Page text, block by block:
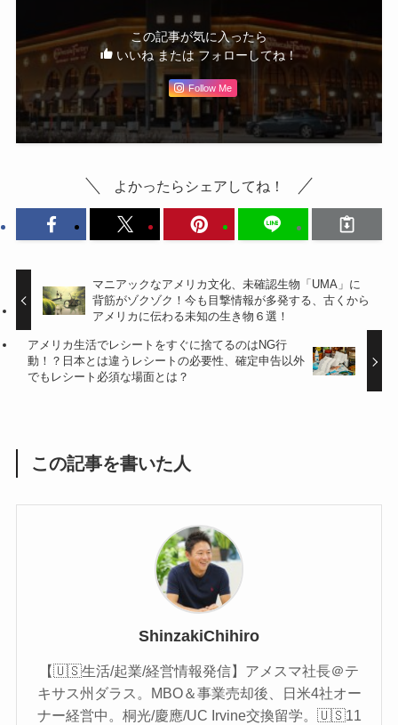
この記事が気に入ったら
いいね または フォローしてね！
Follow Me
よかったらシェアしてね！
マニアックなアメリカ文化、未確認生物「UMA」に
背筋がゾクゾク！今も目撃情報が多発する、古くから
アメリカに伝わる未知の生き物６選！
アメリカ生活でレシートをすぐに捨てるのはNG行
動！？日本とは違うレシートの必要性、確定申告以外
でもレシート必須な場面とは？
この記事を書いた人
ShinzakiChihiro
【🇺🇸生活/起業/経営情報発信】アメスマ社長＠テ
キサス州ダラス。MBO＆事業売却後、日米4社オー
ナー経営中。桐光/慶應/UC Irvine交換留学。🇺🇸11